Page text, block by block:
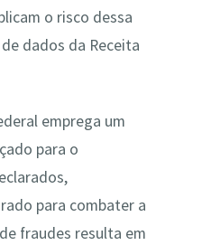
o risco dessa
dados da Receita
emprega um
para o
para combater a
fraudes resulta em